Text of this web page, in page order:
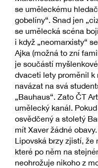
se uměleckému
gobelíny“. Snad jen
se umělecká scéna
i když „neomarxisty“
Ajka (možná to zní
je součástí
dvaceti lety proměnil k
navázat na svá
„Bauhaus“. Zato ČT
umělecký kanál.
osvědčený a stoletý
mít Xaver žádné
Lipovská brzy zjistí, že
které po něm na
neohrožuje nikoho z